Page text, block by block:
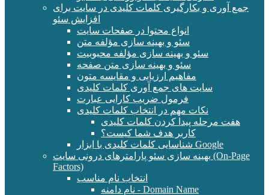
جمع آوری و بکارگیری کلمات کلیدی در سایت برای
افزایش سئو
انواع محتوا در صفحات سایت
سئو و بهینه سازی مؤلفه متن
سئو و بهینه سازی مؤلفه محبوبیت
سئو و بهینه سازی متن صفحه
مفاهیم ارزیابی و مقایسه متون
سایت های جمع آوری کلمات کلیدی
فرمول ضریب کارایی عبارت
نکات مهم در انتخاب کلمات کلیدی
هفت مرحله پیدا کردن کلمات کلیدی
کاربر هدف شما کیست؟
شناسایی کلمات کلیدی با ابزار Google
بهینه سازی سئو پارامترهای درونی سایت (On-Page
Factors)
انتخاب نام مناسب
نام دامنه - Domain Name